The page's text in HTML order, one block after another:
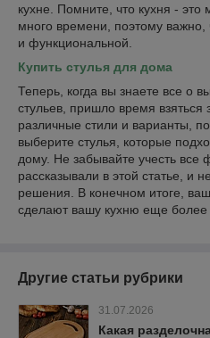
кухне. Помните, что кухня -
много времени, поэтому
и функциональной.
Купить стулья для дома
Теперь, когда вы знаете все о
стульев, пришло время взяться
различные стили и варианты,
выберите стулья, которые
дому. Не забывайте учесть все
рассказывали в этой статье, и
решения. В конечном итоге,
сделают вашу кухню еще более
Другие статьи рубрики
31.07.2026
Какая